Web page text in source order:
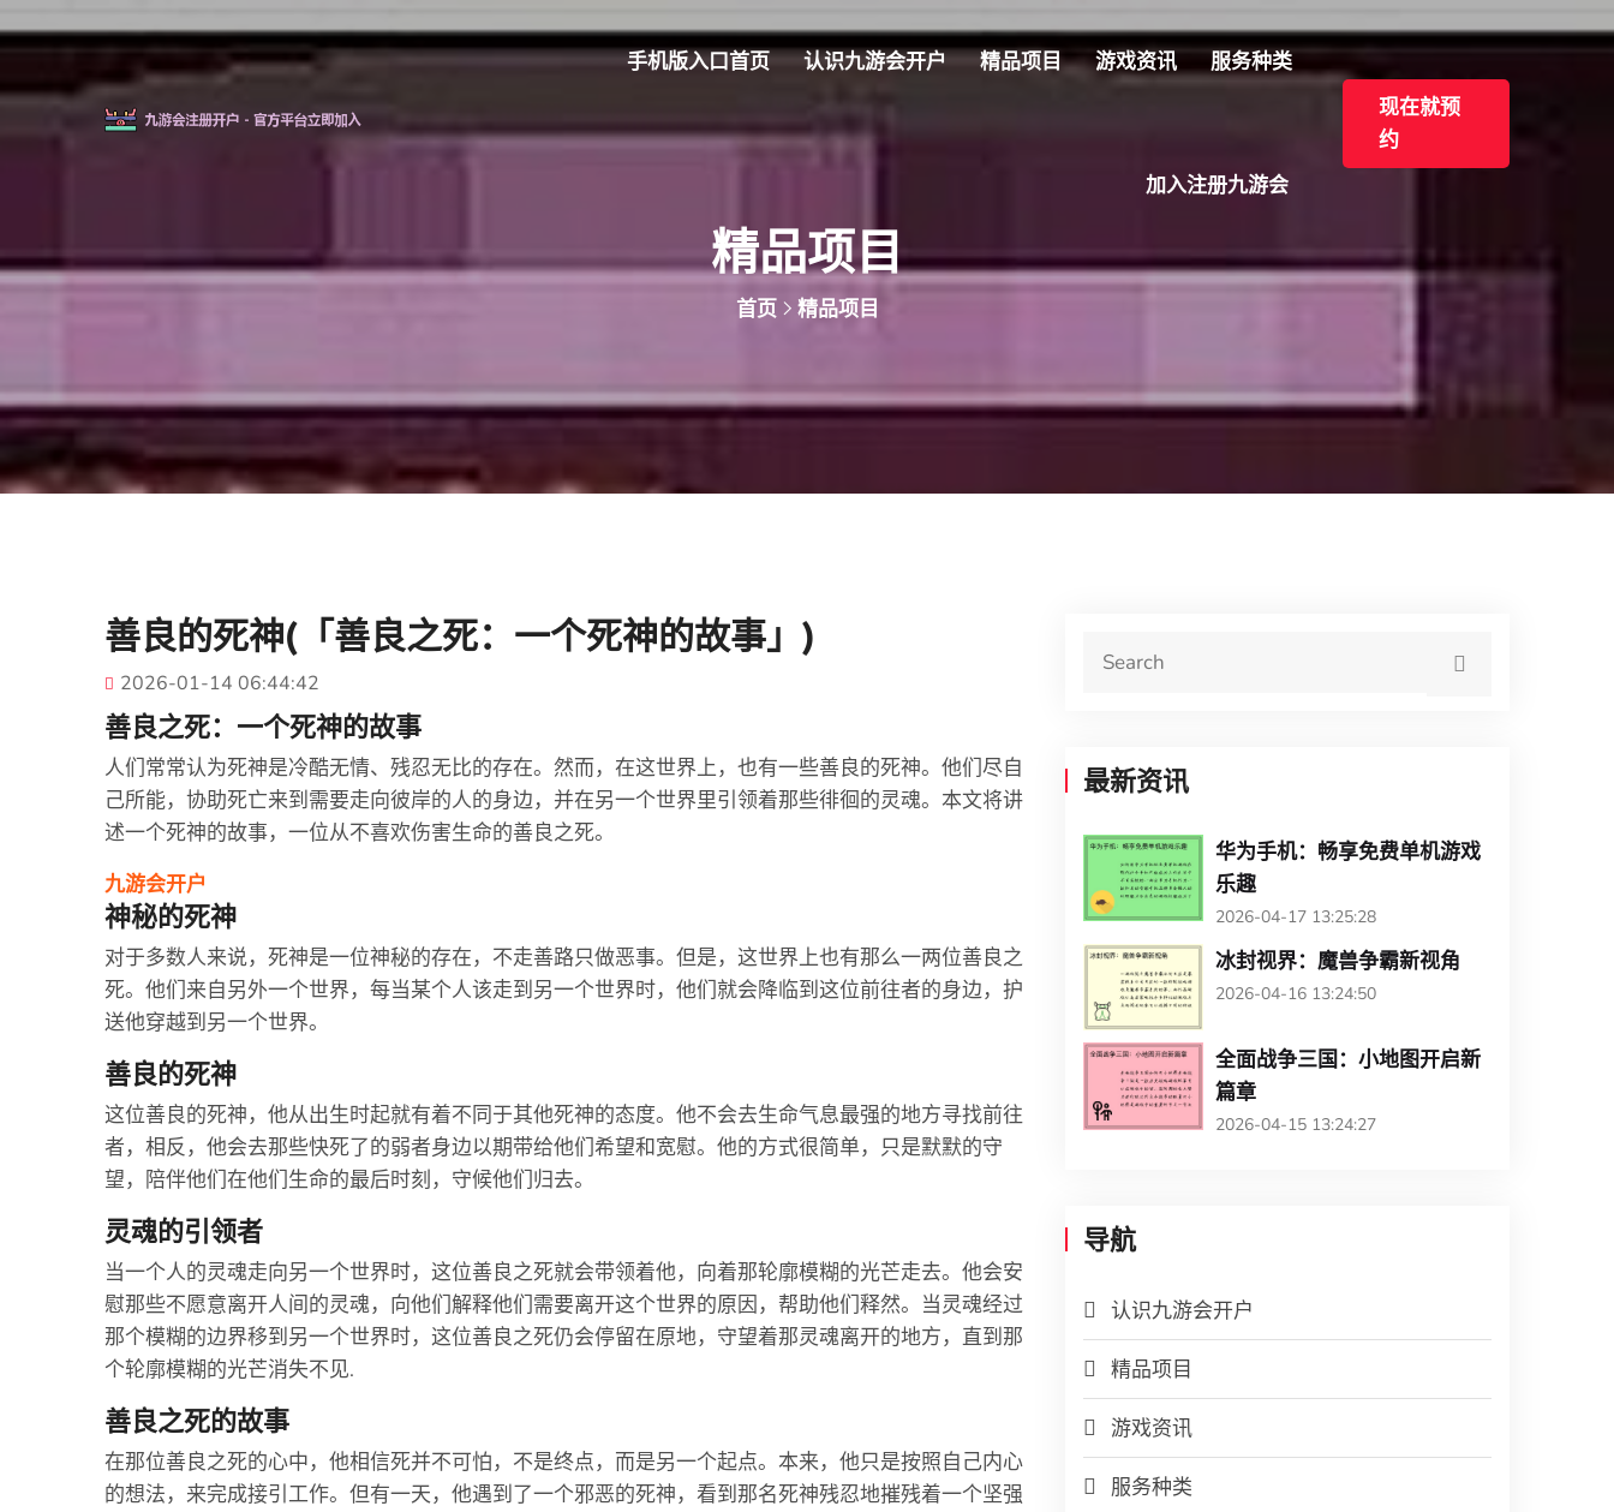
手机版入口首页 认识九游会开户 精品项目 游戏资讯 服务种类
加入注册九游会
现在就预
约
精品项目
首页 精品项目
善良的死神(「善良之死：一个死神的故事」)
2026-01-14 06:44:42
善良之死：一个死神的故事
人们常常认为死神是冷酷无情、残忍无比的存在。然而，在这世界上，也有一些善良的死神。他们尽自
己所能，协助死亡来到需要走向彼岸的人的身边，并在另一个世界里引领着那些徘徊的灵魂。本文将讲
述一个死神的故事，一位从不喜欢伤害生命的善良之死。
九游会开户
神秘的死神
对于多数人来说，死神是一位神秘的存在，不走善路只做恶事。但是，这世界上也有那么一两位善良之
死。他们来自另外一个世界，每当某个人该走到另一个世界时，他们就会降临到这位前往者的身边，护
送他穿越到另一个世界。
善良的死神
这位善良的死神，他从出生时起就有着不同于其他死神的态度。他不会去生命气息最强的地方寻找前往
者，相反，他会去那些快死了的弱者身边以期带给他们希望和宽慰。他的方式很简单，只是默默的守
望，陪伴他们在他们生命的最后时刻，守候他们归去。
灵魂的引领者
当一个人的灵魂走向另一个世界时，这位善良之死就会带领着他，向着那轮廓模糊的光芒走去。他会安
慰那些不愿意离开人间的灵魂，向他们解释他们需要离开这个世界的原因，帮助他们释然。当灵魂经过
那个模糊的边界移到另一个世界时，这位善良之死仍会停留在原地，守望着那灵魂离开的地方，直到那
个轮廓模糊的光芒消失不见.
善良之死的故事
在那位善良之死的心中，他相信死并不可怕，不是终点，而是另一个起点。本来，他只是按照自己内心
的想法，来完成接引工作。但有一天，他遇到了一个邪恶的死神，看到那名死神残忍地摧残着一个坚强
最新资讯
华为手机：畅享免费单机游戏
乐趣
2026-04-17 13:25:28
冰封视界：魔兽争霸新视角
2026-04-16 13:24:50
全面战争三国：小地图开启新
篇章
2026-04-15 13:24:27
导航
认识九游会开户
精品项目
游戏资讯
服务种类